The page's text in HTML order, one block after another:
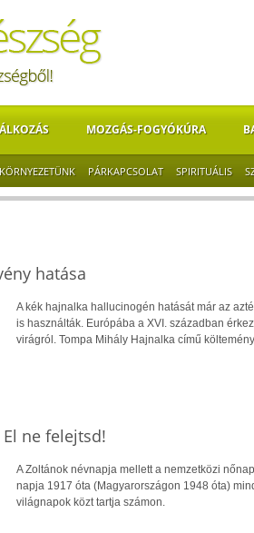
MOZGÁS-FOGYÓKÚRA
KÖRNYEZETÜNK PÁRKAPCSOLAT SPIRITUÁLIS
hatása
A kék hajnalka hallucinogén hatását már az
is használták. Európába a XVI. században
virágról. Tompa Mihály Hajnalka című
ne felejtsd!
A Zoltánok névnapja mellett a nemzetközi
napja 1917 óta (Magyarországon 1948 óta)
világnapok közt tartja számon.